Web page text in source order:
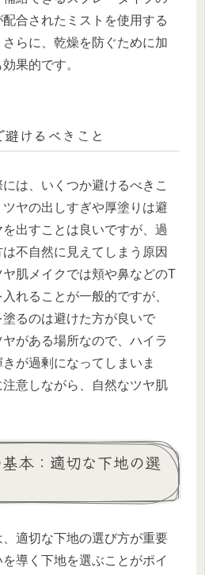
合されたミストを使用する
らに、乾燥を防ぐために加
果的です。
けるべきこと
は、いくつか避けるべきこ
ヤの出しすぎや厚塗りは避
出すことは良いですが、過
不自然に見えてしまう原因
肌メイクでは頬や鼻などのT
れることが一般的ですが、
るのは避けた方が良いで
がある場所なので、ハイラ
が過剰になってしまいま
意しながら、自然なツヤ肌
本：適切な下地の選
適切な下地の選び方が重要
導く下地を選ぶことがポイ